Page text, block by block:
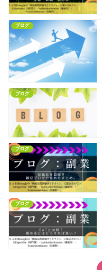
ブログ
ブログ
ブログ
ブログ